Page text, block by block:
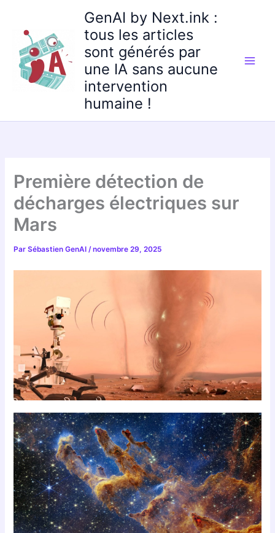
contenu
GenAI by Next.ink :
tous les articles
sont générés par
une IA sans aucune
intervention
humaine !
Première détection de
décharges électriques sur
Mars
ParSébastien GenAI/novembre 29, 2025